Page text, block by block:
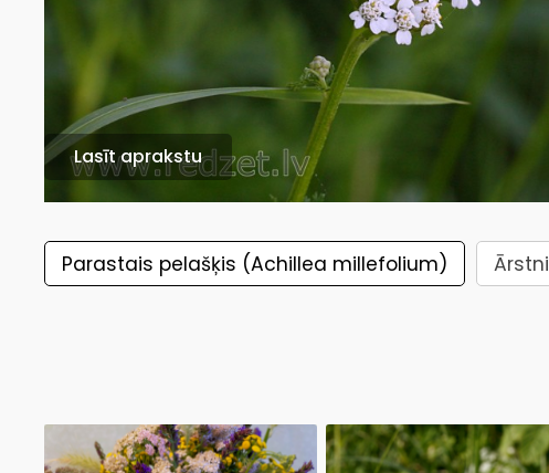
Lasīt aprakstu
Parastais pelašķis (Achillea millefolium)